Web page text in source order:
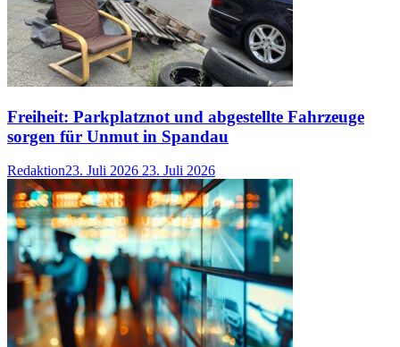
Freiheit: Parkplatznot und abgestellte Fahrzeuge
sorgen für Unmut in Spandau
Redaktion23. Juli 2026 23. Juli 2026